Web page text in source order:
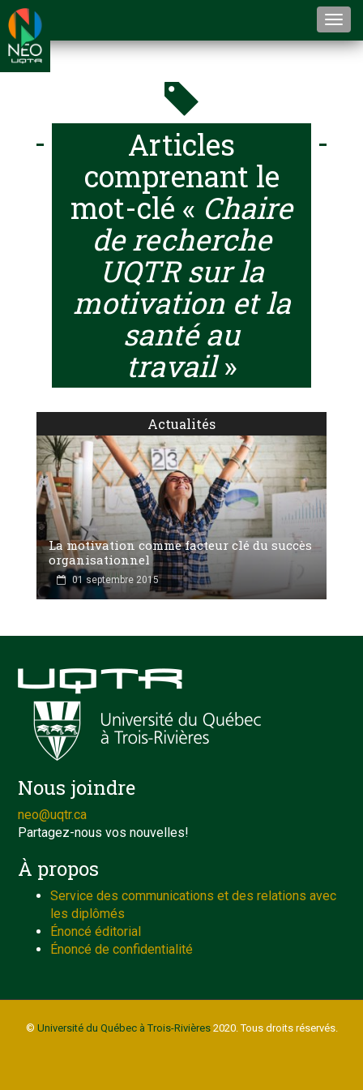
Articles
comprenant le
mot-clé « Chaire
de recherche
UQTR sur la
motivation et la
santé au
travail»
Actualités
La motivation comme facteur clé du succès
organisationnel
01 septembre 2015
Nous joindre
neo@uqtr.ca
Partagez-nous vos nouvelles!
À propos
Service des communications et des relations avec
les diplômés
Énoncé éditorial
Énoncé de confidentialité
© Université du Québec à Trois-Rivières2020. Tous droits réservés.